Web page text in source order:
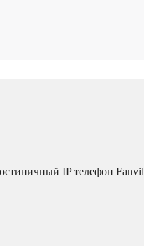
IP телефон Fanvil